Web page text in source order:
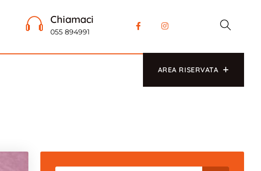
Chiamaci
055 894991
AREA RISERVATA